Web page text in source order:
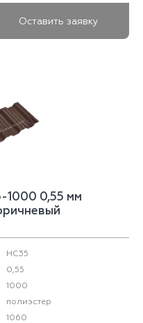
Оставить заявку
1000 0,55 мм
НС35
0,55
1000
полиэстер
1060